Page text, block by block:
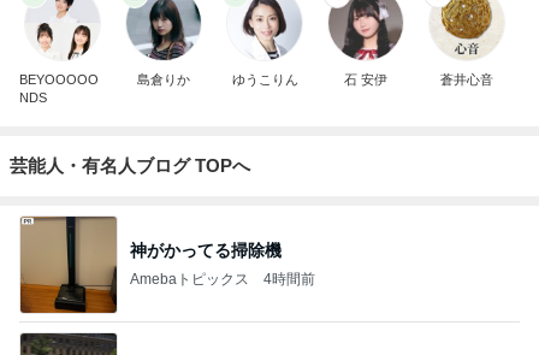
BEYOOOOO
NDS
島倉りか ゆうこりん 石 安伊 蒼井心音
芸能人・有名人ブログ TOPへ
神がかってる掃除機
Amebaトピックス 4時間前